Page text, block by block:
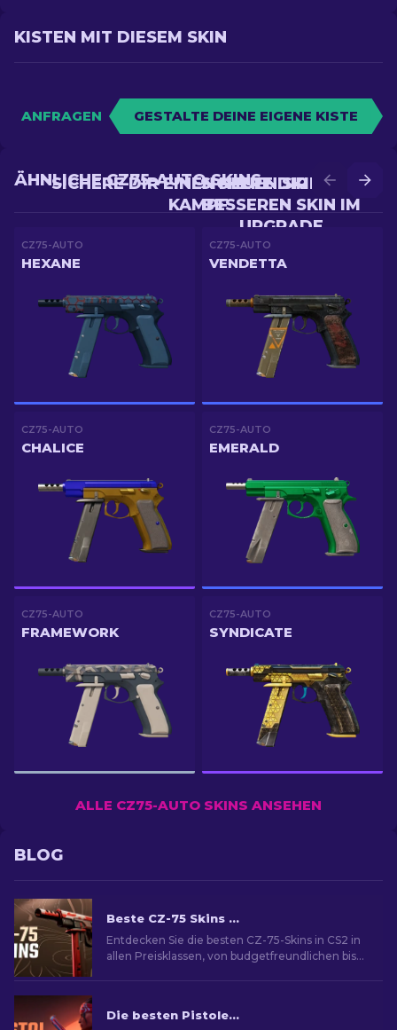
KISTEN MIT DIESEM SKIN
ANFRAGEN GESTALTE DEINE EIGENE KISTE
SICHERE DIR EINEN
BESSEREN SKIN IM
UPGRADE
SICHERE DIR EINEN NEUEN SKIN IM
KAMPF
ÄHNLICHE CZ75-AUTO SKINS
CZ75-AUTO
HEXANE
CZ75-AUTO
VENDETTA
CZ75-AUTO
CHALICE
CZ75-AUTO
EMERALD
CZ75-AUTO
FRAMEWORK
CZ75-AUTO
SYNDICATE
ALLE CZ75-AUTO SKINS ANSEHEN
BLOG
Beste CZ-75 Skins in CS2 von Günstig bis Am Teuersten
Entdecken Sie die besten CZ-75-Skins in CS2 in
allen Preisklassen, von budgetfreundlichen bis
Die besten Pistolen-Skins in CS2 [2026]